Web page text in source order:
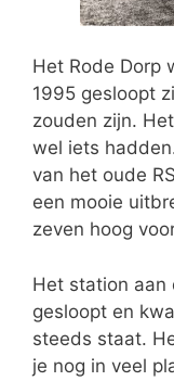
Het Rode Dorp
1995 gesloopt
zouden zijn.
wel iets
van het oude
een mooie
zeven hoog
Het station aan
gesloopt en
steeds staat.
je nog in veel